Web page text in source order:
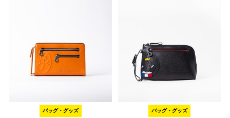
バッグ・グッズ バッグ・グッズ